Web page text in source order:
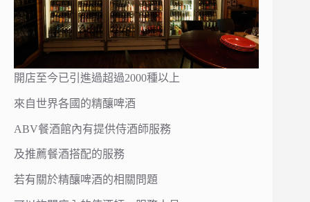
開店至今已引進過超過2000種以上
來自世界各國的精釀啤酒
ABV餐酒館內有提供侍酒師服務
及推薦餐酒搭配的服務
若有關於精釀啤酒的相關問題